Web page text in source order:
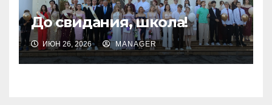
До свидания, школа!
ИЮН 26, 2026 MANAGER